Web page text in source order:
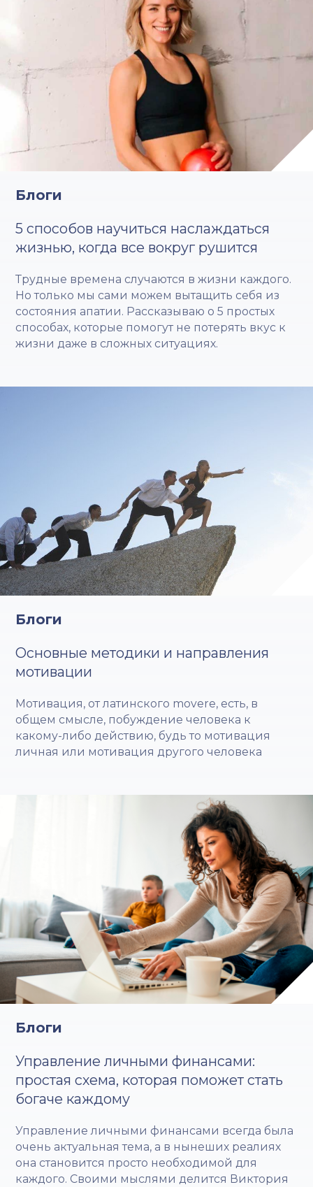
Блоги
5 способов научиться наслаждаться
жизнью, когда все вокруг рушится
Трудные времена случаются в жизни каждого.
Но только мы сами можем вытащить себя из
состояния апатии. Рассказываю о 5 простых
способах, которые помогут не потерять вкус к
жизни даже в сложных ситуациях.
Блоги
Основные методики и направления
мотивации
Мотивация, от латинского movere, есть, в
общем смысле, побуждение человека к
какому-либо действию, будь то мотивация
личная или мотивация другого человека
Блоги
Управление личными финансами:
простая схема, которая поможет стать
богаче каждому
Управление личными финансами всегда была
очень актуальная тема, а в нынеших реалиях
она становится просто необходимой для
каждого. Своими мыслями делится Виктория